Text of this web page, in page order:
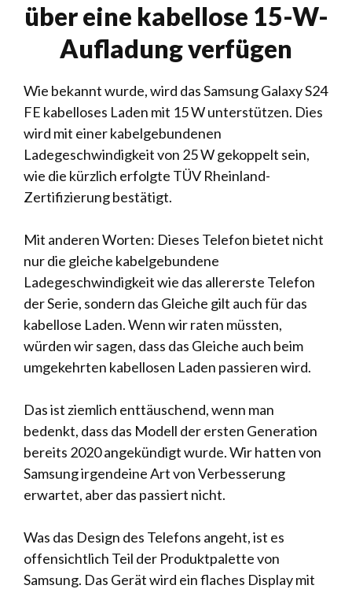
über eine kabellose 15-W-
Aufladung verfügen
Wie bekannt wurde, wird das Samsung Galaxy S24
FE kabelloses Laden mit 15 W unterstützen. Dies
wird mit einer kabelgebundenen
Ladegeschwindigkeit von 25 W gekoppelt sein,
wie die kürzlich erfolgte TÜV Rheinland-
Zertifizierung bestätigt.
Mit anderen Worten: Dieses Telefon bietet nicht
nur die gleiche kabelgebundene
Ladegeschwindigkeit wie das allererste Telefon
der Serie, sondern das Gleiche gilt auch für das
kabellose Laden. Wenn wir raten müssten,
würden wir sagen, dass das Gleiche auch beim
umgekehrten kabellosen Laden passieren wird.
Das ist ziemlich enttäuschend, wenn man
bedenkt, dass das Modell der ersten Generation
bereits 2020 angekündigt wurde. Wir hatten von
Samsung irgendeine Art von Verbesserung
erwartet, aber das passiert nicht.
Was das Design des Telefons angeht, ist es
offensichtlich Teil der Produktpalette von
Samsung. Das Gerät wird ein flaches Display mit